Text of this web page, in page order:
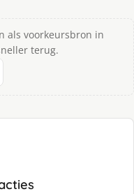
als voorkeursbron in
terug.